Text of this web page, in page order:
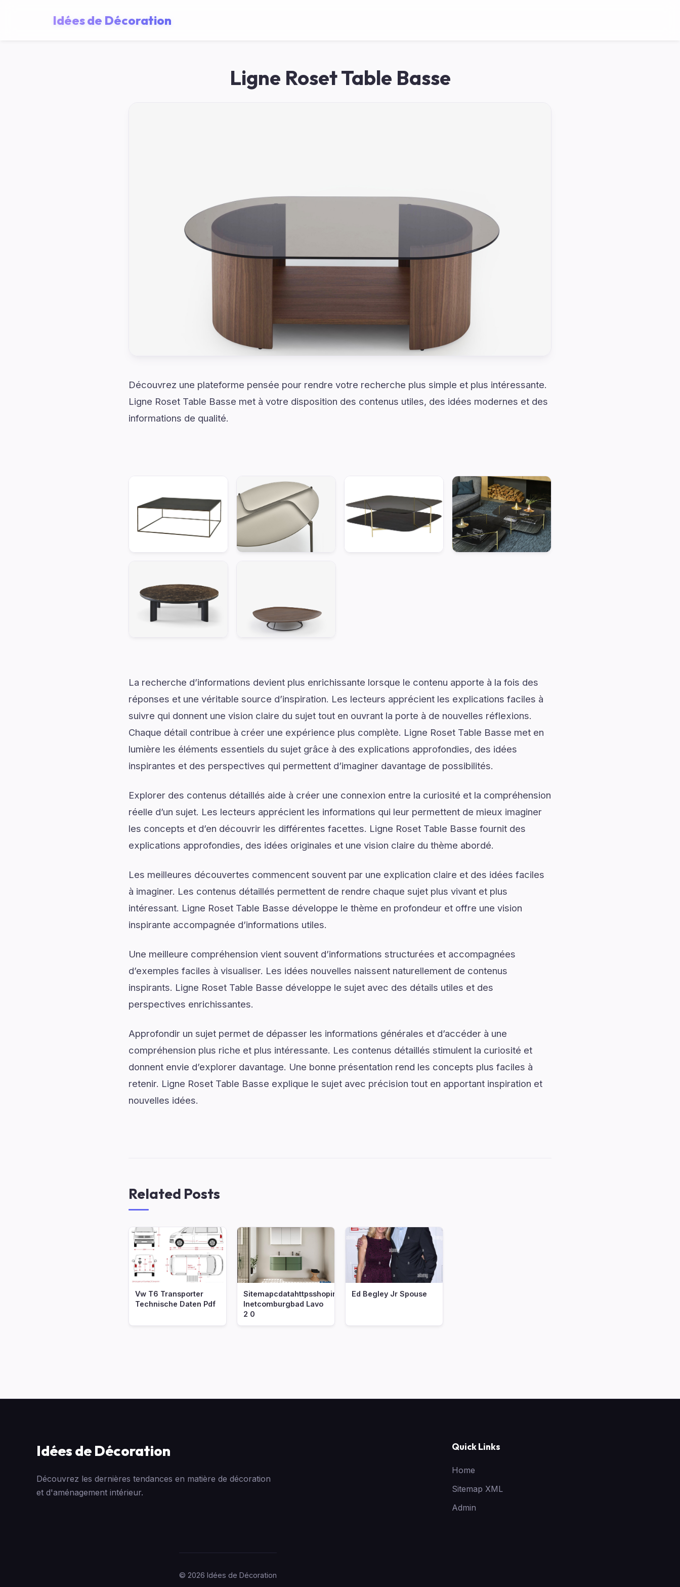
Idées de Décoration
Ligne Roset Table Basse
Découvrez une plateforme pensée pour rendre votre recherche plus simple et plus intéressante.
Ligne Roset Table Basse met à votre disposition des contenus utiles, des idées modernes et des
informations de qualité.
La recherche d’informations devient plus enrichissante lorsque le contenu apporte à la fois des
réponses et une véritable source d’inspiration. Les lecteurs apprécient les explications faciles à
suivre qui donnent une vision claire du sujet tout en ouvrant la porte à de nouvelles réflexions.
Chaque détail contribue à créer une expérience plus complète. Ligne Roset Table Basse met en
lumière les éléments essentiels du sujet grâce à des explications approfondies, des idées
inspirantes et des perspectives qui permettent d’imaginer davantage de possibilités.
Explorer des contenus détaillés aide à créer une connexion entre la curiosité et la compréhension
réelle d’un sujet. Les lecteurs apprécient les informations qui leur permettent de mieux imaginer
les concepts et d’en découvrir les différentes facettes. Ligne Roset Table Basse fournit des
explications approfondies, des idées originales et une vision claire du thème abordé.
Les meilleures découvertes commencent souvent par une explication claire et des idées faciles
à imaginer. Les contenus détaillés permettent de rendre chaque sujet plus vivant et plus
intéressant. Ligne Roset Table Basse développe le thème en profondeur et offre une vision
inspirante accompagnée d’informations utiles.
Une meilleure compréhension vient souvent d’informations structurées et accompagnées
d’exemples faciles à visualiser. Les idées nouvelles naissent naturellement de contenus
inspirants. Ligne Roset Table Basse développe le sujet avec des détails utiles et des
perspectives enrichissantes.
Approfondir un sujet permet de dépasser les informations générales et d’accéder à une
compréhension plus riche et plus intéressante. Les contenus détaillés stimulent la curiosité et
donnent envie d’explorer davantage. Une bonne présentation rend les concepts plus faciles à
retenir. Ligne Roset Table Basse explique le sujet avec précision tout en apportant inspiration et
nouvelles idées.
Related Posts
Vw T6 Transporter
Technische Daten Pdf
Sitemapcdatahttpsshopinf
Inetcomburgbad Lavo
2 0
Ed Begley Jr Spouse
Idées de Décoration
Découvrez les dernières tendances en matière de décoration
et d'aménagement intérieur.
Quick Links
Home
Sitemap XML
Admin
© 2026 Idées de Décoration